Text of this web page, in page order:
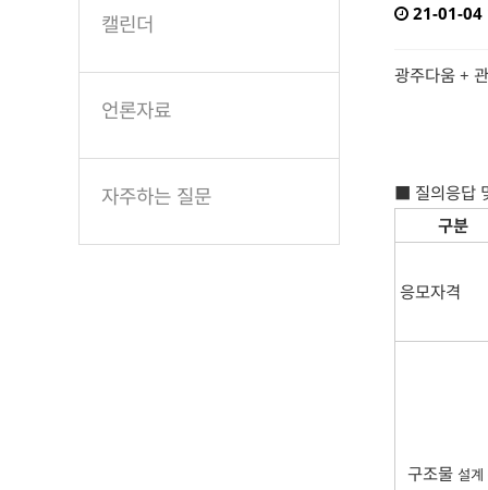
캘린더
언론자료
자주하는 질문
21-01-04
광주다움 +
■ 질의응답
구분
응모자격
구조물 설계